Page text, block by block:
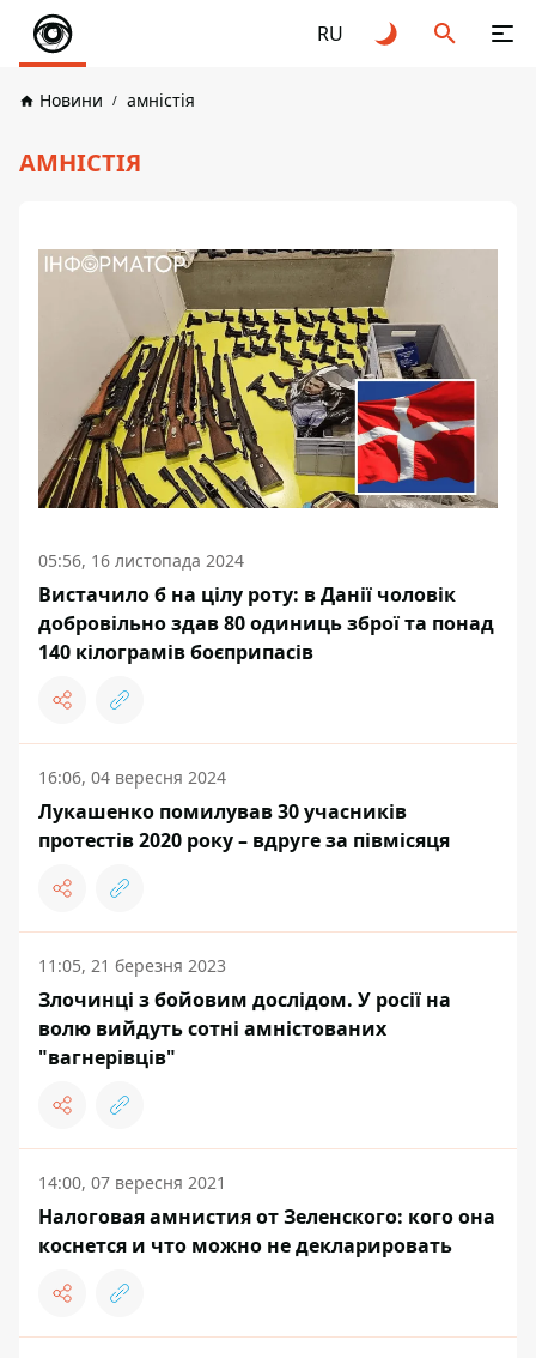
RU
Новини амністія
АМНІСТІЯ
05:56, 16 листопада 2024
Вистачило б на цілу роту: в Данії чоловік
добровільно здав 80 одиниць зброї та понад
140 кілограмів боєприпасів
16:06, 04 вересня 2024
Лукашенко помилував 30 учасників
протестів 2020 року – вдруге за півмісяця
11:05, 21 березня 2023
Злочинці з бойовим дослідом. У росії на
волю вийдуть сотні амністованих
"вагнерівців"
14:00, 07 вересня 2021
Налоговая амнистия от Зеленского: кого она
коснется и что можно не декларировать